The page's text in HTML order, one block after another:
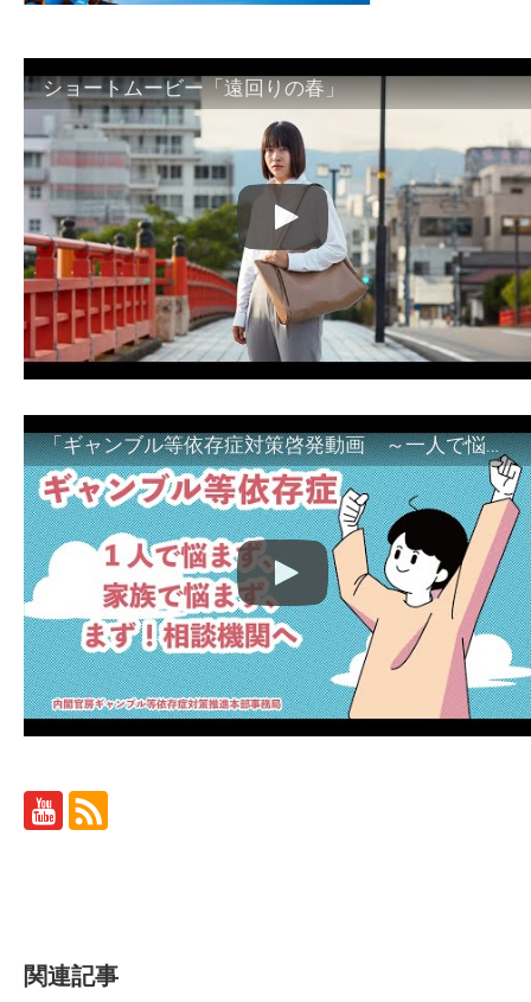
ショートムービー「遠回りの春」
「ギャンブル等依存症対策啓発動画 ～一人で悩まず、家族で悩まず、まず！相談機関へ～」
関連記事